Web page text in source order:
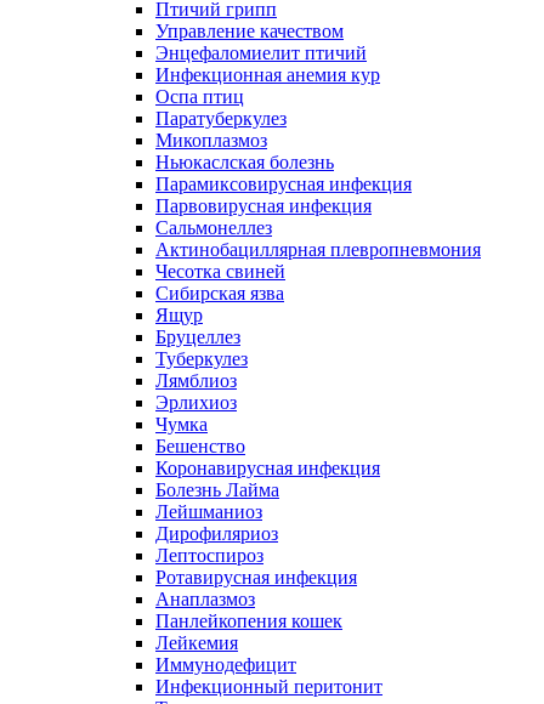
Птичий грипп
Управление качеством
Энцефаломиелит птичий
Инфекционная анемия кур
Оспа птиц
Паратуберкулез
Микоплазмоз
Ньюкаслская болезнь
Парамиксовирусная инфекция
Парвовирусная инфекция
Сальмонеллез
Актинобациллярная плевропневмония
Чесотка свиней
Сибирская язва
Ящур
Бруцеллез
Туберкулез
Лямблиоз
Эрлихиоз
Чумка
Бешенство
Коронавирусная инфекция
Болезнь Лайма
Лейшманиоз
Дирофиляриоз
Лептоспироз
Ротавирусная инфекция
Анаплазмоз
Панлейкопения кошек
Лейкемия
Иммунодефицит
Инфекционный перитонит